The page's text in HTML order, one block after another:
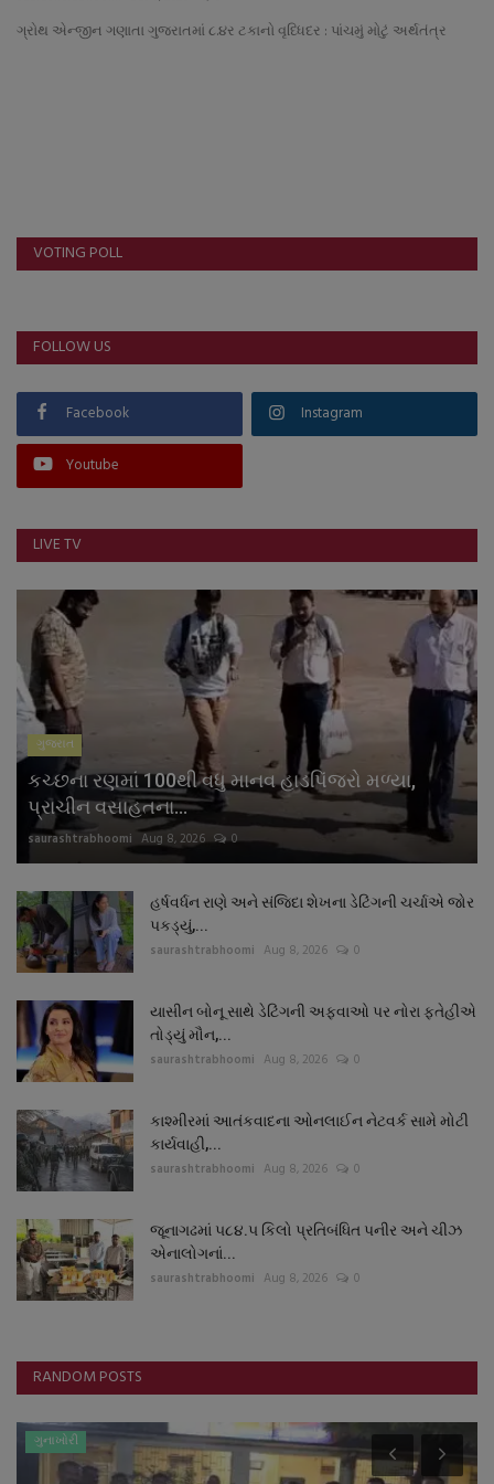
About Author
રાષ્ટ્રીય
જુનાગઢ
Support US
બજારના સમાચાર
નાણાંકીય સમાચાર
સ્પોર્ટ્સ
રાશિફળ
ગુનાખોરી
બોલિવૂડ
સ્વાસ્થ્ય
ગ્રોથ એન્જીન ગણાતા ગુજરાતમાં ૮.૪ર ટકાનો વૃધ્ધિદર : પાંચમું મોટું અર્થતંત્ર
VOTING POLL
FOLLOW US
Facebook Instagram
Youtube
LIVE TV
ગુજરાત
કચ્છના રણમાં 100થી વધુ માનવ હાડપિંજરો મળ્યા,
પ્રાચીન વસાહતના...
saurashtrabhoomi Aug 8, 2026 0
હર્ષવર્ધન રાણે અને સંજિદા શેખના ડેટિંગની ચર્ચાએ જોર
પકડ્યું,...
saurashtrabhoomi Aug 8, 2026 0
યાસીન બોનૂ સાથે ડેટિંગની અફવાઓ પર નોરા ફતેહીએ
તોડ્યું મૌન,...
saurashtrabhoomi Aug 8, 2026 0
કાશ્મીરમાં આતંકવાદના ઓનલાઈન નેટવર્ક સામે મોટી
કાર્યવાહી,...
saurashtrabhoomi Aug 8, 2026 0
જૂનાગઢમાં ૫૮૪.૫ કિલો પ્રતિબંધિત પનીર અને ચીઝ
એનાલોગનાં...
saurashtrabhoomi Aug 8, 2026 0
RANDOM POSTS
ગુનાખોરી